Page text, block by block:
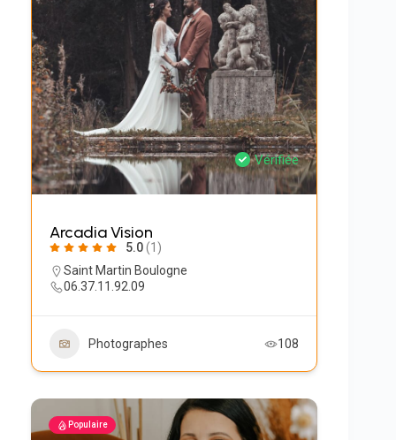
Vérifiée
Arcadia Vision
5.0(1)
Saint Martin Boulogne
‭06.37.11.92.09‬
Photographes 108
Populaire